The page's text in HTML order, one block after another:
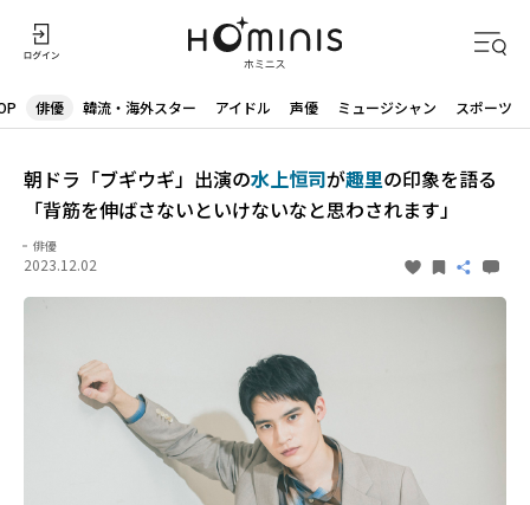
俳優 韓流・海外スター アイドル 声優 ミュージシャン スポーツ
朝ドラ「ブギウギ」出演の水上恒司が趣里の印象を語る
「背筋を伸ばさないといけないなと思わされます」
俳優
2023.12.02